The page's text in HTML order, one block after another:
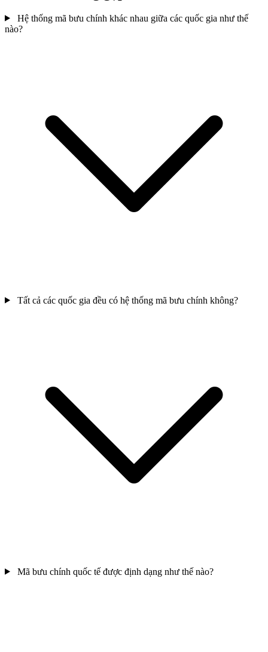
Hệ thống mã bưu chính khác nhau giữa các quốc gia như thế
nào?
Tất cả các quốc gia đều có hệ thống mã bưu chính không?
Mã bưu chính quốc tế được định dạng như thế nào?